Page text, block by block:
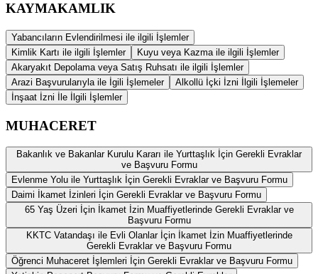
KAYMAKAMLIK
Yabancıların Evlendirilmesi ile ilgili İşlemler
Kimlik Kartı ile ilgili İşlemler
Kuyu veya Kazma ile ilgili İşlemler
Akaryakıt Depolama veya Satış Ruhsatı ile ilgili İşlemler
Arazi Başvurularıyla ile İgili İşlemeler
Alkollü İçki İzni İlgili İşlemeler
İnşaat İzni İle İlgili İşlemler
MUHACERET
Bakanlık ve Bakanlar Kurulu Kararı ile Yurttaşlık İçin Gerekli Evraklar
ve Başvuru Formu
Evlenme Yolu ile Yurttaşlık İçin Gerekli Evraklar ve Başvuru Formu
Daimi İkamet İzinleri İçin Gerekli Evraklar ve Başvuru Formu
65 Yaş Üzeri İçin İkamet İzin Muaffiyetlerinde Gerekli Evraklar ve
Başvuru Formu
KKTC Vatandaşı ile Evli Olanlar İçin İkamet İzin Muaffiyetlerinde
Gerekli Evraklar ve Başvuru Formu
Öğrenci Muhaceret İşlemleri İçin Gerekli Evraklar ve Başvuru Formu